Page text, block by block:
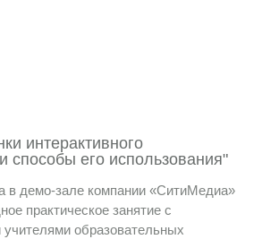
интерактивного
способы его использования"
в демо-зале компании «СитиМедиа»
практическое занятие с
учителями образовательных